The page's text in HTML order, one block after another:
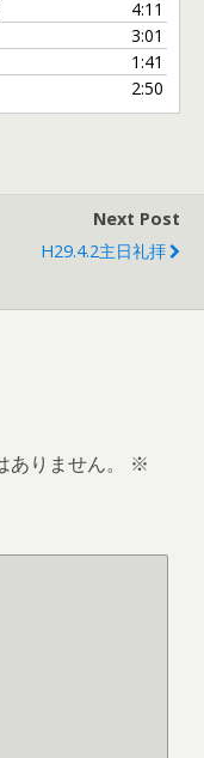
4:11
3:01
1:41
2:50
Next Post
H29.4.2主日礼拝
りません。
※